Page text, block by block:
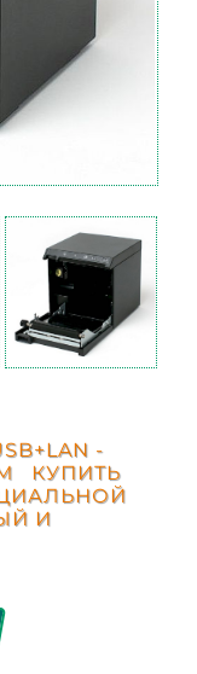
-
КУПИТЬ
И